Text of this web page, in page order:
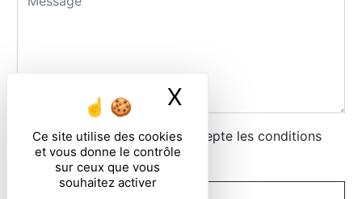
Ce site utilise des cookies
et vous donne le contrôle
sur ceux que vous
souhaitez activer
X
En cochant cette case, j'accepte les conditions
particulières ci-dessous **